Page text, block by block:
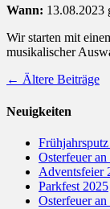
Wann: 13.08.2023
Wir starten mit
musikalischer
← Ältere Beiträge
Neuigkeiten
Osterfeuer an
Adventsfeier
Parkfest 2025
Osterfeuer